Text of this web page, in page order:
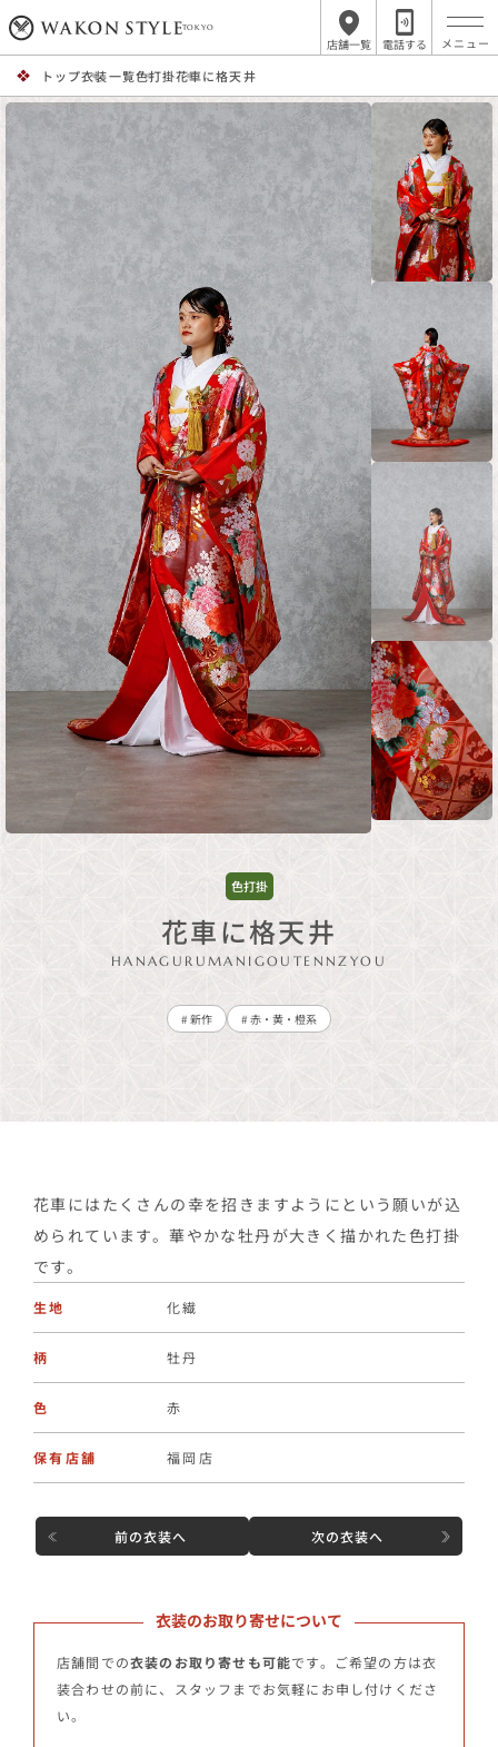
TOKYO
店舗一覧 電話する
トップ衣装一覧色打掛花車に格天井
色打掛
花車に格天井
HANAGURUMANIGOUTENNZYOU
# 新作 # 赤・黄・橙系
花車にはたくさんの幸を招きますようにという願いが込
められています。華やかな牡丹が大きく描かれた色打掛
です。
生地 化繊
柄 牡丹
色 赤
保有店舗 福岡店
前の衣装へ 次の衣装へ
衣装のお取り寄せについて
店舗間での衣装のお取り寄せも可能です。ご希望の方は衣
装合わせの前に、スタッフまでお気軽にお申し付けくださ
い。